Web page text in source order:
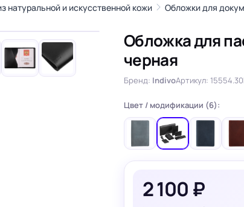
колоды
Календари квартальные
Календари настольные
Календари перекидные
Календари Трио
Воблеры
Диспенсеры
Некхенгеры
Флажки
Ценники
Шелфтокеры
Ярлыки и бирки
натуральной и искусственной кожи
Обложки для
›
/9
Обложка для
черная
Бренд: IndivoАртикул: 15554.30
Цвет / модификации (6):
2 100 ₽